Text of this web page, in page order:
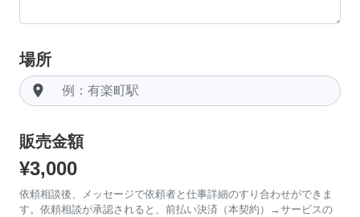
場所
room
販売金額
¥3,000
依頼相談後、メッセージで依頼者と仕事詳細のすり合わせができま
す。依頼相談が承認されると、前払い決済（本契約）→サービスの